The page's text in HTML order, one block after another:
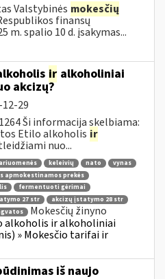
Valstybinės mokesčių
finansų
m. spalio 10 d. įsakymas...
ir alkoholiniai
akcizų?
29
Ši informacija skelbiama:
Etilo alkoholis ir
nuo...
keleivių nato
vynas
apmokestinamos prekės
fermentuoti gėrimai
27 str
akcizų įstatymo 28 str
Mokesčių žinyno
alkoholis ir alkoholiniai
» Mokesčio tarifai ir
iš naujo